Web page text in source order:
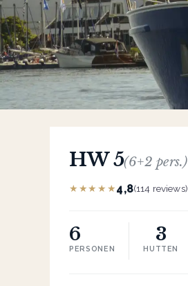
HW 5(6+2 pers.)
★★★★★4,8(114 reviews)
6
PERSONEN
3
HUTTEN